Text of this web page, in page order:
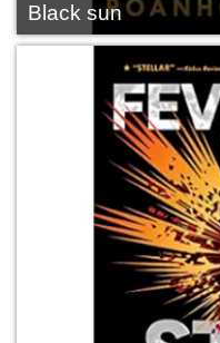
Black sun